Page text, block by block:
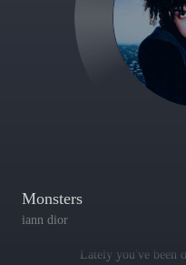
Monsters
iann dior
Lately you've been